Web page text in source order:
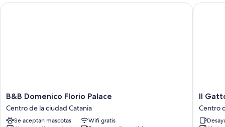
Hervidores eléctricos, calefacción y servicio de limpieza limitado
B&B
Domenico
Florio
Palace
B&B Domenico Florio Palace
Centro de la ciudad Catania
Se aceptan mascotas
Wifi gratis
B&B Domenico Florio Palace
Il
House
Centro
Il
Centro
Il